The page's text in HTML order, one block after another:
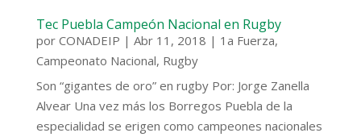
Tec Puebla Campeón Nacional en Rugby
por CONADEIP | Abr 11, 2018 | 1a Fuerza,
Campeonato Nacional, Rugby
Son “gigantes de oro” en rugby Por: Jorge Zanella
Alvear Una vez más los Borregos Puebla de la
especialidad se erigen como campeones nacionales